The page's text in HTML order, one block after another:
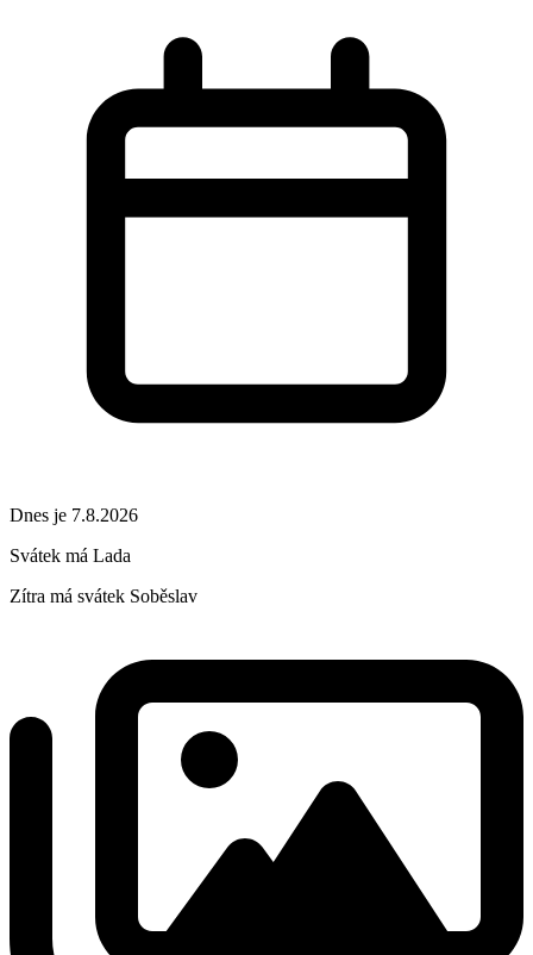
Dnes je 7.8.2026
Svátek má Lada
Zítra má svátek Soběslav